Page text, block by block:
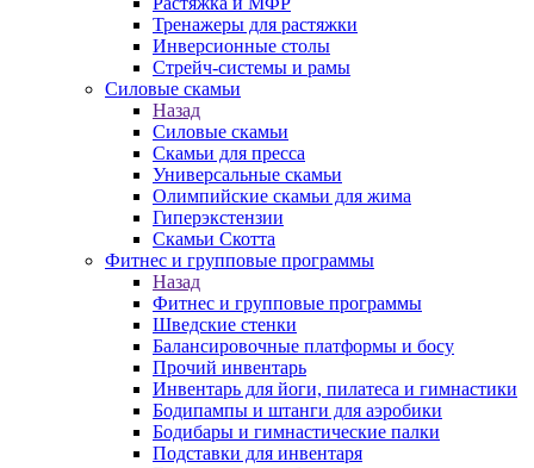
Тренажеры для растяжки
Инверсионные столы
Стрейч-системы и рамы
Силовые скамьи
Назад
Силовые скамьи
Скамьи для пресса
Универсальные скамьи
Олимпийские скамьи для жима
Гиперэкстензии
Скамьи Скотта
Фитнес и групповые программы
Назад
Фитнес и групповые программы
Шведские стенки
Балансировочные платформы и босу
Прочий инвентарь
Инвентарь для йоги, пилатеса и гимнастики
Бодипампы и штанги для аэробики
Бодибары и гимнастические палки
Подставки для инвентаря